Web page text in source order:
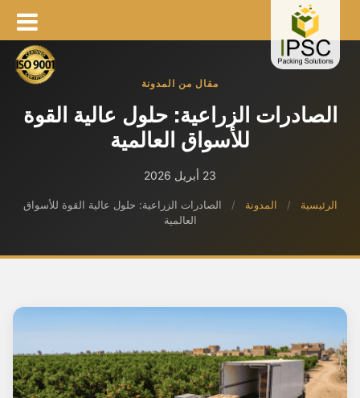
مقال من المدونة
الصادرات الزراعية: حلول عالية القوة
للأسواق العالمية
23 أبريل 2026
الرئيسية / المدونة /
الصادرات الزراعية: حلول عالية القوة للأسواق
العالمية